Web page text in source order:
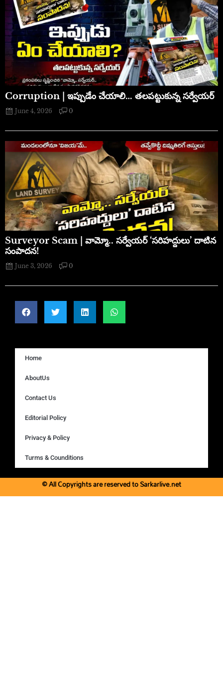
Corruption | ఇప్పుడేం చేయాలి… తలపట్టుకున్న సర్వేయర్
June 4, 2026 0
​Surveyor Scam | వామ్మో.. సర్వేయర్ ‘సరిహద్దులు’ దాటిన
సంపాదన!
June 3, 2026 0
Home
AboutUs
Contact Us
Editorial Policy
Privacy & Policy
Turms & Counditions
© All Copyrights are reserved to Sarkarlive.net